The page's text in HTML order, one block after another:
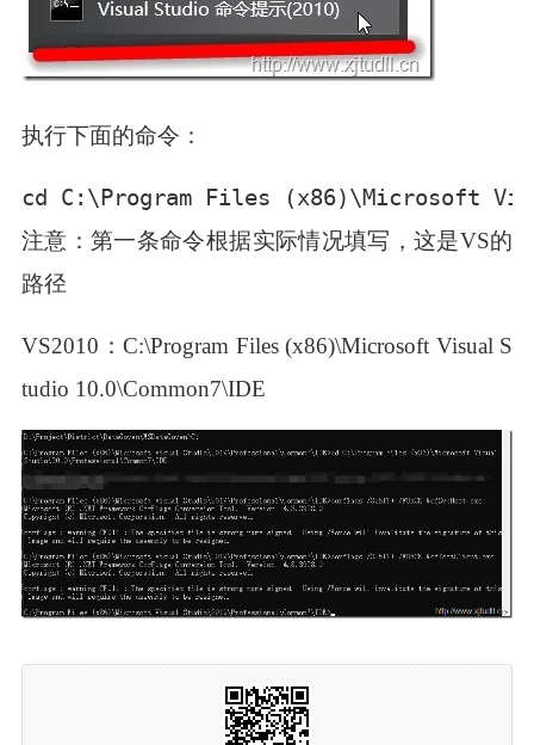
执行下面的命令：
cd C:\Program Files (x86)\Microsoft
注意：第一条命令根据实际情况填写，这是VS的
路径
VS2010：C:\Program Files (x86)\Microsoft Visual S
tudio 10.0\Common7\IDE